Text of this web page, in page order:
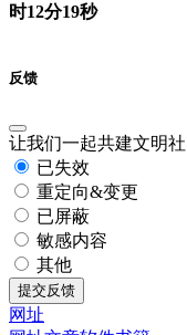
时12分19秒
反馈
让我们一起共建文明
已失效
重定向&变更
已屏蔽
敏感内容
其他
提交反馈
网址